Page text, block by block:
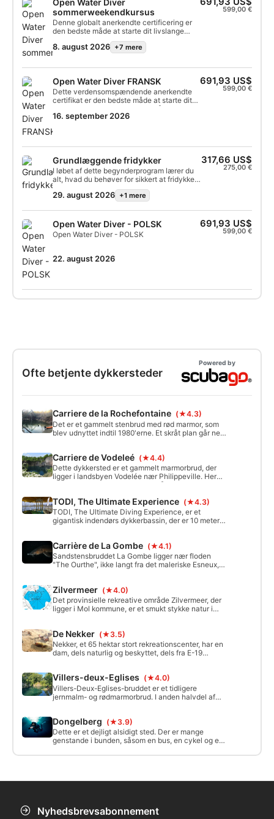
sommerweekendkursus
Denne globalt anerkendte certificering er
den bedste måde at starte dit livslange
eventyr som dykker. Personlig træning
kombineres med sessioner i vandet for at
også en SSI Open Water Diver-
certificering!
8. august 2026 +7 mere
599,00 €
Open Water Diver FRANSK
Dette verdensomspændende anerkendte
certifikat er den bedste måde at starte dit
livslange eventyr som dykker på. Personlig
træning kombineres med sessioner i vandet
16. september 2026
691,93 US$
599,00 €
Grundlæggende fridykker
I løbet af dette begynderprogram lærer du
alt, hvad du behøver for sikkert at fridykke
med en makker i en pool eller begrænset
vand ned til en dybde på 5 meter. Dette
øvelser i vandet, så du får alle de
færdigheder og den viden, du har brug for.
Efter at have gennemført programmet, får
du SSI Basic Freediver-certificeringen.
29. august 2026 +1 mere
317,66 US$
275,00 €
Open Water Diver - POLSK
Open Water Diver - POLSK
22. august 2026
691,93 US$
599,00 €
Ofte betjente dykkersteder
Powered by
Carriere de la Rochefontaine (★4.3)
Det er et gammelt stenbrud med rød marmor, som
blev udnyttet indtil 1980'erne. Et skråt plan går ned
26, 36, 40, 43 og 52 meter med stejle vægge.
Carriere de Vodeleé (★4.4)
Dette dykkersted er et gammelt marmorbrud, der
ligger i landsbyen Vodelée nær Philippeville. Her
blev der udvundet lyserød og grå marmor, og nu og
TODI, The Ultimate Experience (★4.3)
TODI, The Ultimate Diving Experience, er et
gigantisk indendørs dykkerbassin, der er 10 meter
23°.
Carrière de La Gombe (★4.1)
Sandstensbruddet La Gombe ligger nær floden
"The Ourthe", ikke langt fra det maleriske Esneux,
Zilvermeer (★4.0)
Det provinsielle rekreative område Zilvermeer, der
ligger i Mol kommune, er et smukt stykke natur i
De Nekker (★3.5)
Nekker, et 65 hektar stort rekreationscenter, har en
dam, dels naturlig og beskyttet, dels fra E-19
og fiskested med en rummelig strand. Tilstødende
faciliteter inkluderer klasseværelser,
omklædningsrum og en bar.
Villers-deux-Eglises (★4.0)
Villers-Deux-Eglises-bruddet er et tidligere
jernmalm- og rødmarmorbrud. I anden halvdel af
Dongelberg (★3.9)
Dette er et dejligt alsidigt sted. Der er mange
genstande i bunden, såsom en bus, en cykel og en
Væggene er også værd at undersøge. Her kan du
Nyhedsbrevsabonnement